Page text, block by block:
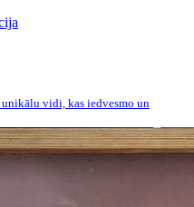
vidi, kas iedvesmo un